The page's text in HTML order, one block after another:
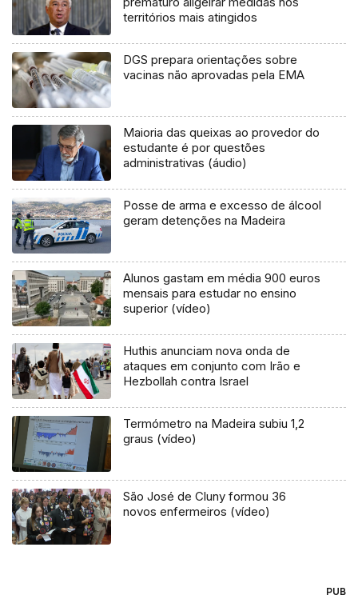
territórios mais atingidos
DGS prepara orientações sobre
vacinas não aprovadas pela EMA
Maioria das queixas ao provedor do
estudante é por questões
administrativas (áudio)
Posse de arma e excesso de álcool
geram detenções na Madeira
Alunos gastam em média 900 euros
mensais para estudar no ensino
superior (vídeo)
Huthis anunciam nova onda de
ataques em conjunto com Irão e
Hezbollah contra Israel
Termómetro na Madeira subiu 1,2
graus (vídeo)
São José de Cluny formou 36
novos enfermeiros (vídeo)
PUB